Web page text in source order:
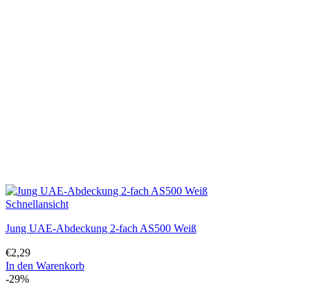
Schnellansicht
Jung UAE-Abdeckung 2-fach AS500 Weiß
€2,29
In den Warenkorb
-29%